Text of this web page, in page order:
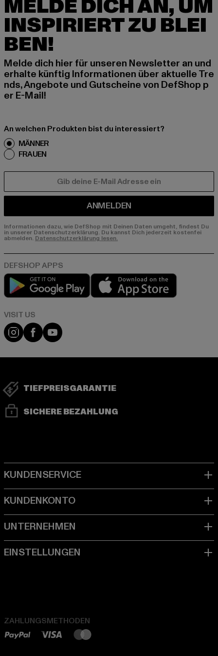
MELDE DICH AN, UM
INSPIRIERT ZU BLEI
BEN!
Melde dich hier für unseren Newsletter an und
erhalte künftig Informationen über aktuelle Tre
nds, Angebote und Gutscheine von DefShop p
er E-Mail!
An welchen Produkten bist du interessiert?
MÄNNER
FRAUEN
ANMELDEN
Informationen dazu, wie DefShop mit Deinen Daten umgeht, findest Du
in unserer Datenschutzerklärung. Du kannst Dich jederzeit kostenfei
abmelden. Datenschutzerklärung lesen.
Play market
Visit our Instagram page:
Visit our Facebook page:
Visit our YouTube channel:
TIEFPREISGARANTIE
SICHERE BEZAHLUNG
ZAHLUNGSMETHODEN